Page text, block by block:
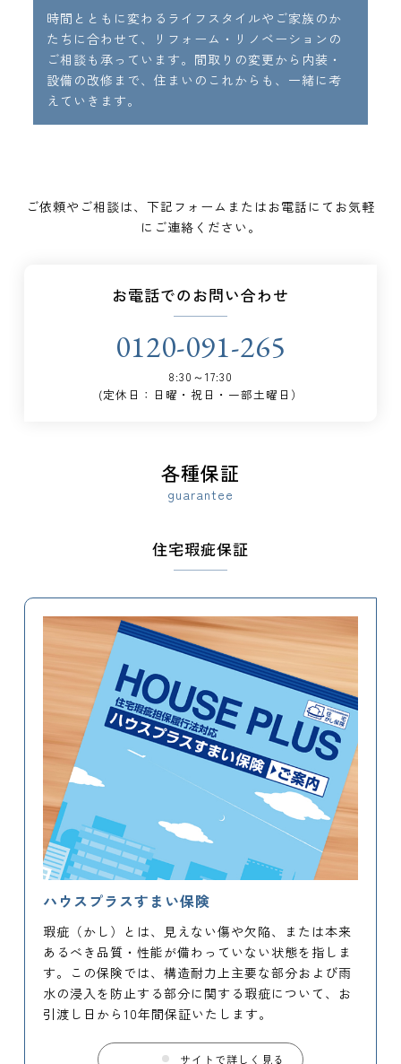
時間とともに変わるライフスタイルやご家族のか
たちに合わせて、リフォーム・リノベーションの
ご相談も承っています。間取りの変更から内装・
設備の改修まで、住まいのこれからも、一緒に考
えていきます。
ご依頼やご相談は、下記フォームまたはお電話にてお気軽
にご連絡ください。
お電話でのお問い合わせ
0120-091-265
8:30～17:30
(定休日：日曜・祝日・一部土曜日）
各種保証
guarantee
住宅瑕疵保証
ハウスプラスすまい保険
瑕疵（かし）とは、見えない傷や欠陥、または本来
あるべき品質・性能が備わっていない状態を指しま
す。この保険では、構造耐力上主要な部分および雨
水の浸入を防止する部分に関する瑕疵について、お
引渡し日から10年間保証いたします。
サイトで詳しく見る